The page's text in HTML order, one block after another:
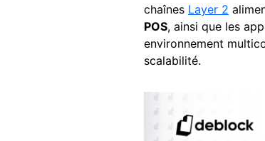
chaînes Layer 2
POS, ainsi que les
environnement
scalabilité.